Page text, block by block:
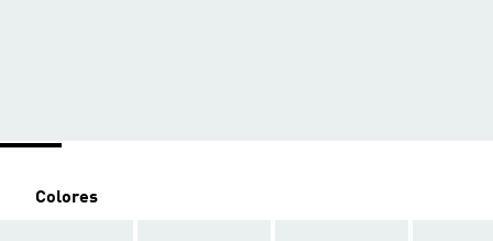
Colores